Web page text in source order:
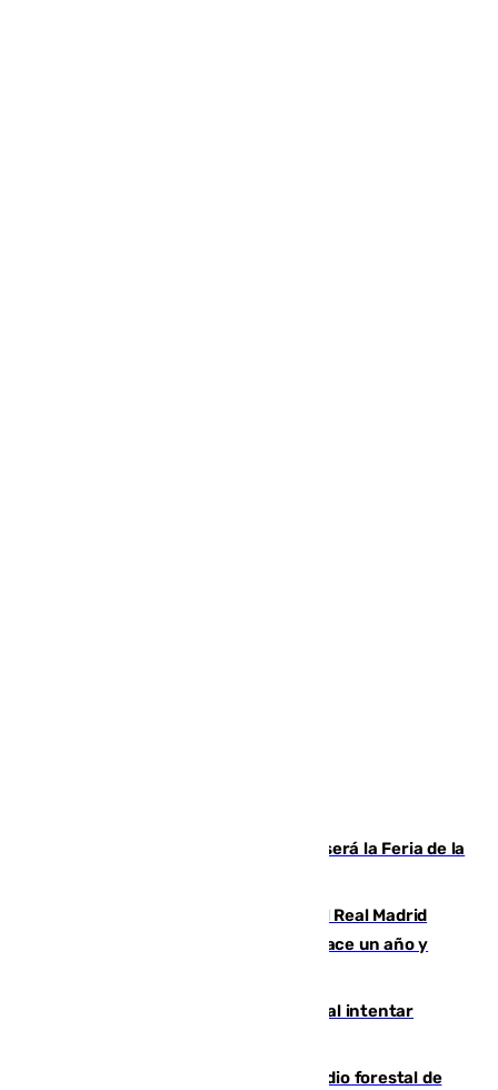
Talleres, escape room y música: así será la Feria de la
El fichaje más caro de la historia del Real Madrid
costaba 105 millones de euros menos hace un año y
Ceuta suma 82 fallecidos en el mar al intentar
Huelva eleva a emergencia el incendio forestal de